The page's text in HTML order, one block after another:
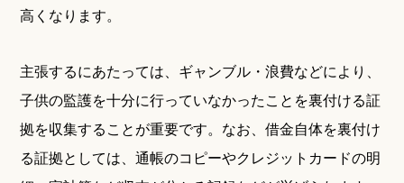
高くなります。
主張するにあたっては、ギャンブル・浪費などにより、
子供の監護を十分に行っていなかったことを裏付ける証
拠を収集することが重要です。なお、借金自体を裏付け
る証拠としては、通帳のコピーやクレジットカードの明